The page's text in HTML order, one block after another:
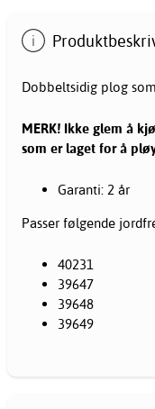
Dobbeltsidig plog
MERK! Ikke glem å
som er laget for å
Garanti: 2 år
Passer følgende
40231
39647
39648
39649